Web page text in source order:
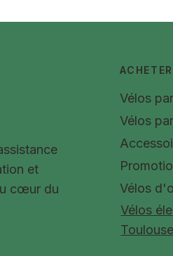
et
cœur du
ACHETER
Vélos
Vélos
Vélos
Vélos
Toulouse